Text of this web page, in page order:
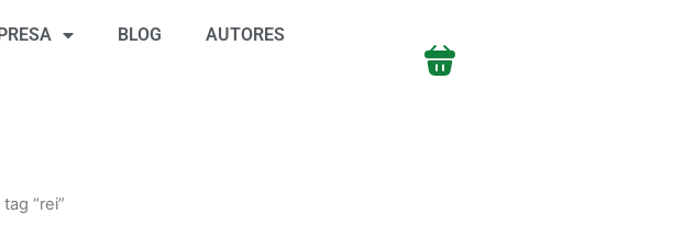
BLOG AUTORES
“rei”